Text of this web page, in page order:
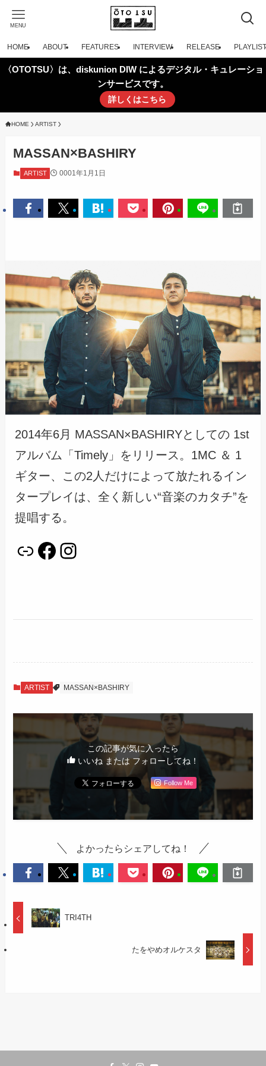
MENU
HOME ABOUT FEATURES INTERVIEW RELEASE PLAYLIST
〈OTOTSU〉は、diskunion DIW によるデジタル・キュレーショ
ンサービスです。
詳しくはこちら
HOME ARTIST
MASSAN×BASHIRY
ARTIST 0001年1月1日
2014年6月 MASSAN×BASHIRYとしての 1st
アルバム「Timely」をリリース。1MC ＆ 1
ギター、この2人だけによって放たれるイン
タープレイは、全く新しい“音楽のカタチ”を
提唱する。
リンクFacebook Instagram
ARTIST MASSAN×BASHIRY
この記事が気に入ったら
いいね または フォローしてね！
Follow Me
よかったらシェアしてね！
TRI4TH
たをやめオルケスタ